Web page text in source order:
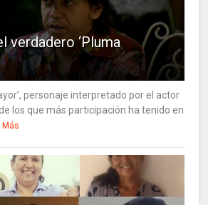
verdadero ‘Pluma
personaje interpretado por el actor
de los que más participación ha tenido en
Más